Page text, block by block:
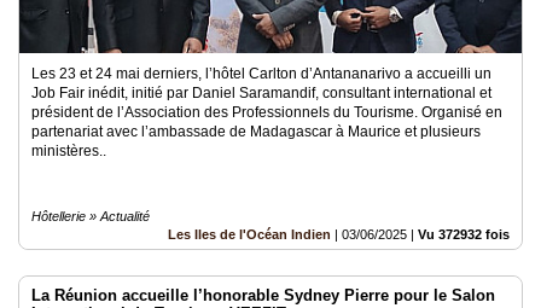
Les 23 et 24 mai derniers, l’hôtel Carlton d’Antananarivo a accueilli un
Job Fair inédit, initié par Daniel Saramandif, consultant international et
président de l’Association des Professionnels du Tourisme. Organisé en
partenariat avec l’ambassade de Madagascar à Maurice et plusieurs
ministères..
Hôtellerie » Actualité
Les Iles de l'Océan Indien | 03/06/2025 | Vu 372932 fois
La Réunion accueille l’honorable Sydney Pierre pour le Salon